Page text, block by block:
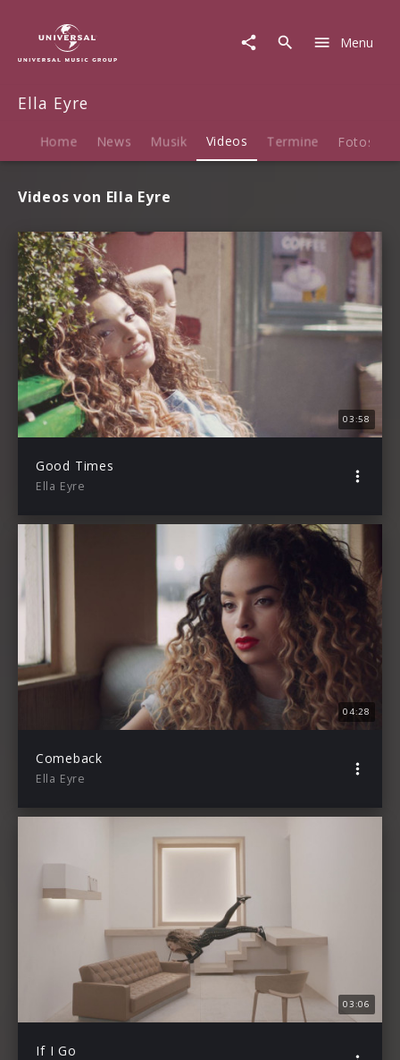
Videos
Menu
Ella Eyre
Home News Musik Videos Termine Fotos
Videos von Ella Eyre
03:58
Good Times
Ella Eyre
04:28
Comeback
Ella Eyre
03:06
If I Go